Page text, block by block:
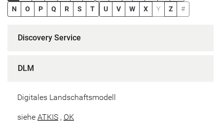
N
O P Q R S T U V W X Y Z #
Discovery Service
DLM
Digitales Landschaftsmodell
siehe ATKIS , OK